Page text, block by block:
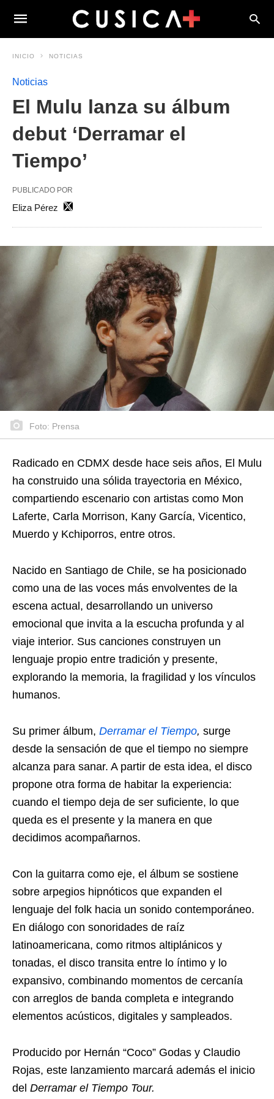
INICIO NOTICIAS
Noticias
El Mulu lanza su álbum
debut ‘Derramar el
Tiempo’
PUBLICADO POR
Eliza Pérez
Foto: Prensa
Radicado en CDMX desde hace seis años, El Mulu
ha construido una sólida trayectoria en México,
compartiendo escenario con artistas como Mon
Laferte, Carla Morrison, Kany García, Vicentico,
Muerdo y Kchiporros, entre otros.
Nacido en Santiago de Chile, se ha posicionado
como una de las voces más envolventes de la
escena actual, desarrollando un universo
emocional que invita a la escucha profunda y al
viaje interior. Sus canciones construyen un
lenguaje propio entre tradición y presente,
explorando la memoria, la fragilidad y los vínculos
humanos.
Su primer álbum, Derramar el Tiempo, surge
desde la sensación de que el tiempo no siempre
alcanza para sanar. A partir de esta idea, el disco
propone otra forma de habitar la experiencia:
cuando el tiempo deja de ser suficiente, lo que
queda es el presente y la manera en que
decidimos acompañarnos.
Con la guitarra como eje, el álbum se sostiene
sobre arpegios hipnóticos que expanden el
lenguaje del folk hacia un sonido contemporáneo.
En diálogo con sonoridades de raíz
latinoamericana, como ritmos altiplánicos y
tonadas, el disco transita entre lo íntimo y lo
expansivo, combinando momentos de cercanía
con arreglos de banda completa e integrando
elementos acústicos, digitales y sampleados.
Producido por Hernán “Coco” Godas y Claudio
Rojas, este lanzamiento marcará además el inicio
del Derramar el Tiempo Tour.